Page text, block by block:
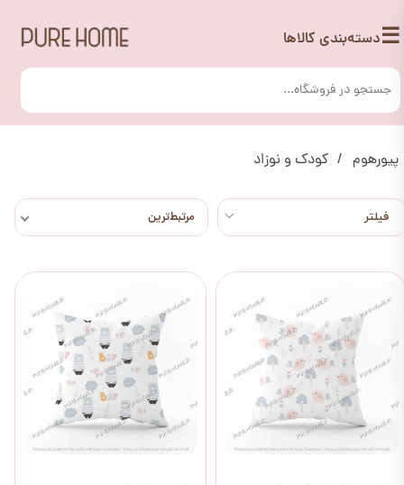
☰دسته‌بندی کالاها
پیورهوم کودک و نوزاد
مرتبط‌ترین